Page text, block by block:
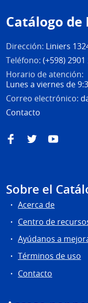
de
página
Catálogo de
Dirección: Liniers
Teléfono: (+598) 2901
Horario de atención:
Lunes a viernes de
Correo electrónico:
Contacto
FacebookTwitterYouTube
Sobre el
Acerca de
Centro de
Ayúdanos a
Términos de uso
Contacto